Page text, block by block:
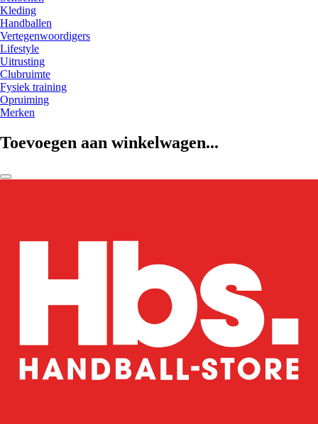
Kleding
Handballen
Vertegenwoordigers
Lifestyle
Uitrusting
Clubruimte
Fysiek training
Opruiming
Merken
Toevoegen aan winkelwagen...